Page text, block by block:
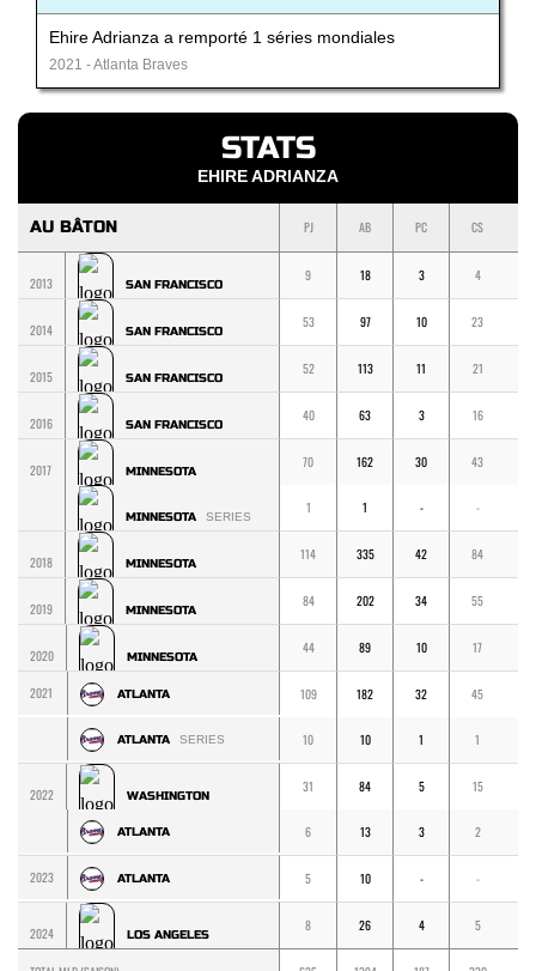
Ehire Adrianza a remporté 1 séries mondiales
2021 - Atlanta Braves
STATS
EHIRE ADRIANZA
AU BÂTON PJ AB PC CS
2013 SAN FRANCISCO
9 18 3 4
2014 SAN FRANCISCO
53 97 10 23
2015 SAN FRANCISCO
52 113 11 21
2016 SAN FRANCISCO
40 63 3 16
2017 MINNESOTA
70 162 30 43
MINNESOTA SERIES
1 1 - -
2018 MINNESOTA
114 335 42 84
2019 MINNESOTA
84 202 34 55
2020 MINNESOTA
44 89 10 17
2021 ATLANTA 109 182 32 45
ATLANTA SERIES 10 10 1 1
2022 WASHINGTON
31 84 5 15
ATLANTA 6 13 3 2
2023 ATLANTA 5 10 - -
2024 LOS ANGELES
8 26 4 5